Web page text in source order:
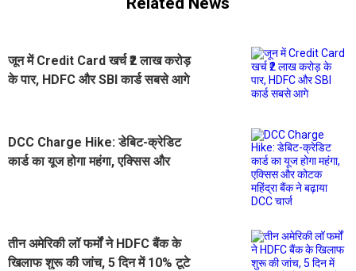
जून में Credit Card खर्च ₹2 लाख करोड़
के पार, HDFC और SBI कार्ड सबसे आगे
DCC Charge Hike: डेबिट-क्रेडिट
कार्ड का यूज होगा महंगा, एक्सिस और
तीन अमेरिकी लॉ फर्मों ने HDFC बैंक के
खिलाफ शुरू की जांच, 5 दिन में 10% टूटे